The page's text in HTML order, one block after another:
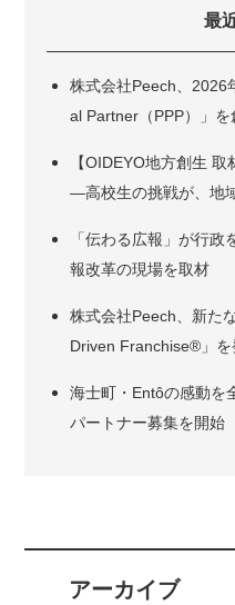
最
株式会社Peech、2026
al Partner（PPP）」を
【OIDEYO地方創生
―高校生の挑戦が、地
「伝わる広報」が行
報改革の現場を取材
株式会社Peech、新た
Driven Franchise®」を
海士町・Entôの感動を
パートナー募集を開始
アーカイブ